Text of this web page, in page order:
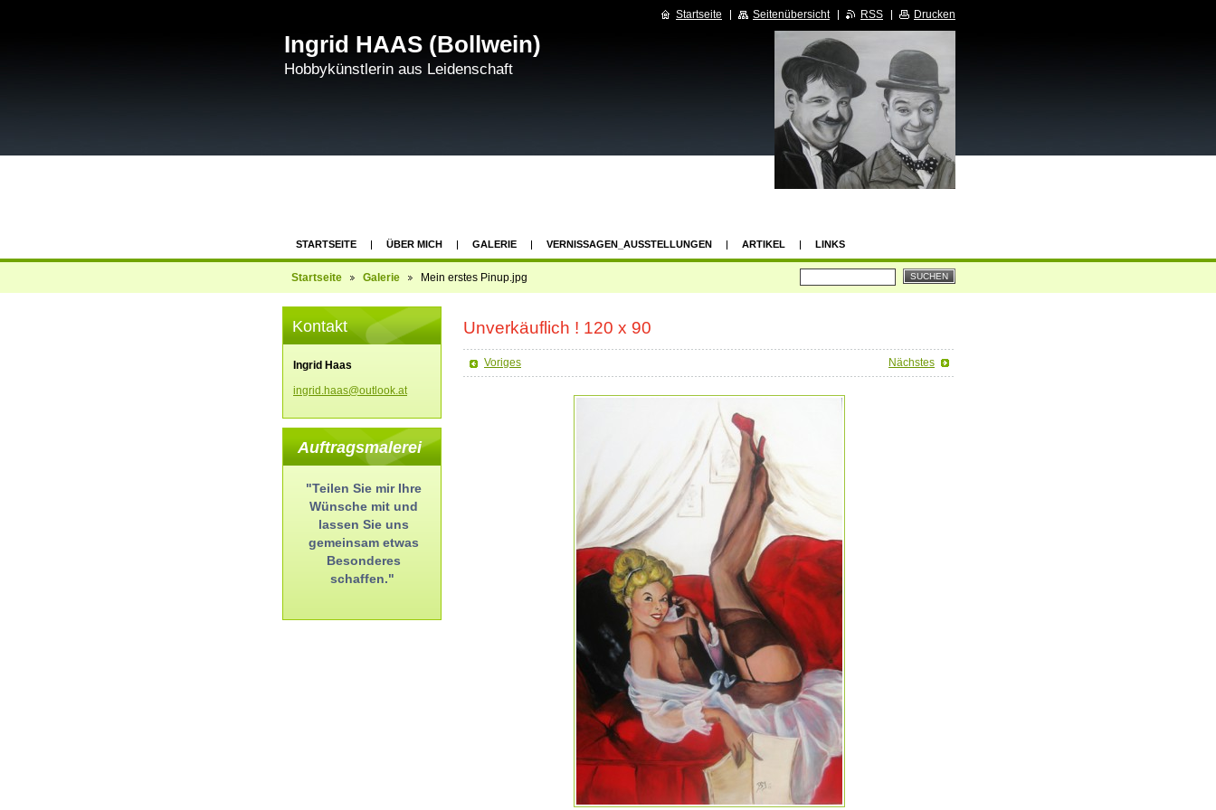
Ingrid HAAS (Bollwein)
Hobbykünstlerin aus Leidenschaft
STARTSEITE ÜBER MICH GALERIE VERNISSAGEN_AUSSTELLUNGEN ARTIKEL LINKS
SCHREIBEN SIE MIR
Startseite Galerie Mein erstes Pinup.jpg
Unverkäuflich ! 120 x 90
Voriges Nächstes
Kontakt
Ingrid Haas
ingrid.haas@outlook.at
Auftragsmalerei
"Teilen Sie mir Ihre
Wünsche mit und
lassen Sie uns
gemeinsam etwas
Besonderes
schaffen."
Startseite Seitenübersicht RSS Drucken